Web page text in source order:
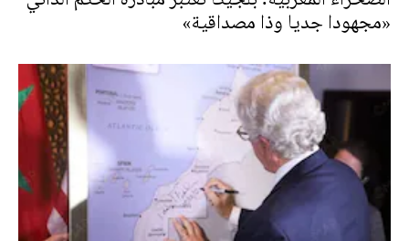
«مجهودا جديا وذا مصداقية»